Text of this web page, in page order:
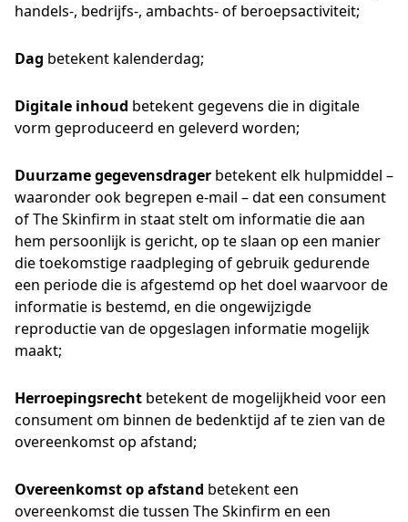
handels-, bedrijfs-, ambachts- of beroepsactiviteit;
Dag betekent kalenderdag;
Digitale inhoud betekent gegevens die in digitale
vorm geproduceerd en geleverd worden;
Duurzame gegevensdrager betekent elk hulpmiddel –
waaronder ook begrepen e-mail – dat een consument
of The Skinfirm in staat stelt om informatie die aan
hem persoonlijk is gericht, op te slaan op een manier
die toekomstige raadpleging of gebruik gedurende
een periode die is afgestemd op het doel waarvoor de
informatie is bestemd, en die ongewijzigde
reproductie van de opgeslagen informatie mogelijk
maakt;
Herroepingsrecht betekent de mogelijkheid voor een
consument om binnen de bedenktijd af te zien van de
overeenkomst op afstand;
Overeenkomst op afstand betekent een
overeenkomst die tussen The Skinfirm en een